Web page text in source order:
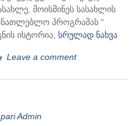
მოისმინეს სასახლის
პროგრამას “
ისტორია, სრულად ნახვა
Leave a comment
Admin